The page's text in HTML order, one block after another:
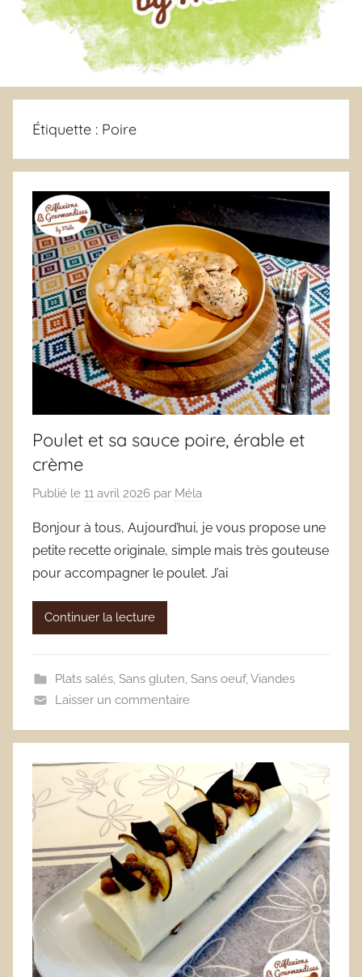
Étiquette : Poire
Poulet et sa sauce poire, érable et
crème
Publié le 11 avril 2026 par Méla
Bonjour à tous, Aujourd’hui, je vous propose une
petite recette originale, simple mais très gouteuse
pour accompagner le poulet. J’ai
Continuer la lecture
Plats salés, Sans gluten Sans oeuf, Viandes
Laisser un commentaire